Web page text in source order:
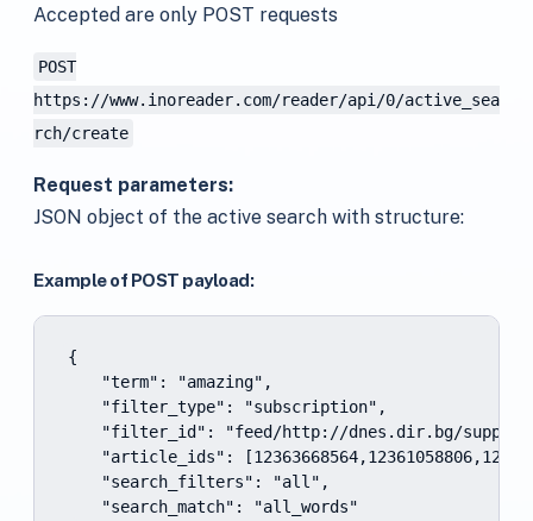
Accepted are only POST requests
POST
https://www.inoreader.com/reader/api/0/active_sea
rch/create
Request parameters:
JSON object of the active search with structure:
Example of POST payload:
{
    "term": "amazing",
    "filter_type": "subscription",
"filter_id": "feed/http://dnes.dir.bg/
"article_ids":
    "search_filters": "all",
    "search_match": "all_words"